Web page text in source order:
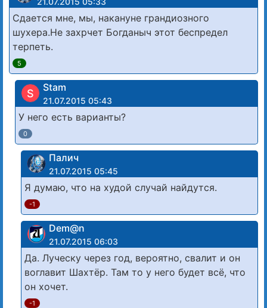
Сдается мне, мы, накануне грандиозного
шухера.Не захрчет Богданыч этот беспредел
терпеть.
5
S Stam
21.07.2015 05:43
У него есть варианты?
0
Палич
21.07.2015 05:45
Я думаю, что на худой случай найдутся.
-1
Dem@n
21.07.2015 06:03
Да. Луческу через год, вероятно, свалит и он
воглавит Шахтёр. Там то у него будет всё, что
он хочет.
-1